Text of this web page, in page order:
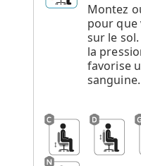
Montez
pour que
sur le
la
favorise
sanguine.